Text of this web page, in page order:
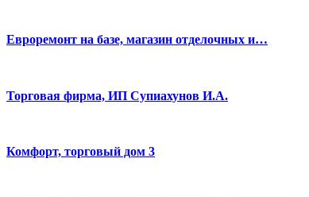
Евроремонт на базе, магазин отделочных и…
Торговая фирма, ИП Супиахунов И.А.
Комфорт, торговый дом 3